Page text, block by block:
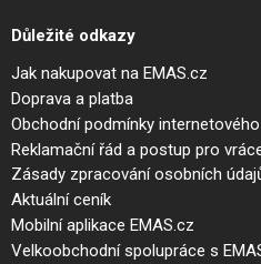
Důležité odkazy
Jak nakupovat na EMAS.cz
Doprava a platba
Obchodní podmínky
Reklamační řád a postup pro
Zásady zpracování osobních
Aktuální ceník
Mobilní aplikace EMAS.cz
Velkoobchodní spolupráce s